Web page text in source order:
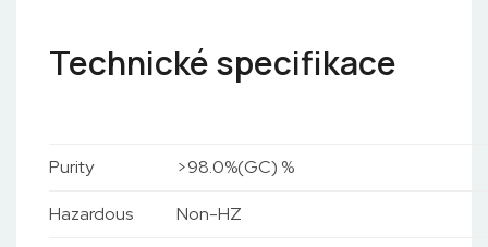
Technické specifikace
Purity >98.0%(GC) %
Hazardous Non-HZ